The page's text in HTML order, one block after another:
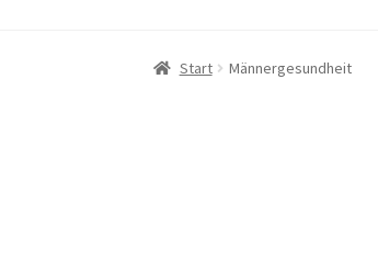
Start Männergesundheit